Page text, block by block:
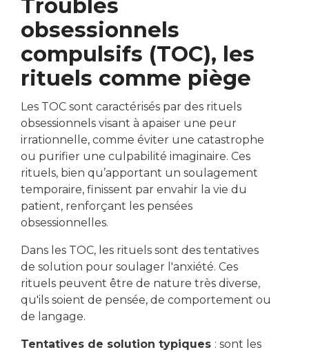
Troubles
obsessionnels
compulsifs (TOC), les
rituels comme piège
Les TOC sont caractérisés par des rituels
obsessionnels visant à apaiser une peur
irrationnelle, comme éviter une catastrophe
ou purifier une culpabilité imaginaire. Ces
rituels, bien qu’apportant un soulagement
temporaire, finissent par envahir la vie du
patient, renforçant les pensées
obsessionnelles.
Dans les TOC, les rituels sont des tentatives
de solution pour soulager l'anxiété. Ces
rituels peuvent être de nature très diverse,
qu'ils soient de pensée, de comportement ou
de langage.
Tentatives de solution typiques : sont les